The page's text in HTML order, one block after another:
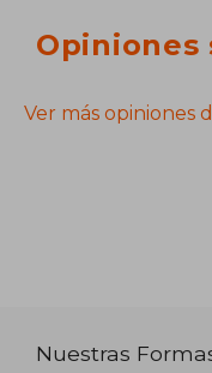
Opiniones
Ver más opiniones
Nuestras